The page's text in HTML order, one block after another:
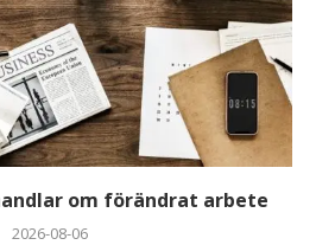
om förändrat arbete
2026-08-06